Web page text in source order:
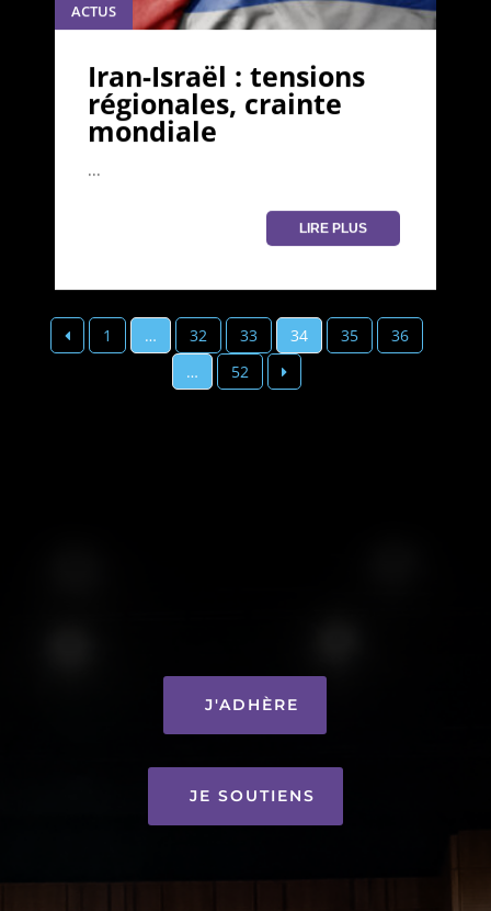
ACTUS
Iran-Israël : tensions
régionales, crainte
mondiale
...
LIRE PLUS
Pagination
des
publications
1 … 32 33 34 35
36
…
52
J'ADHÈRE
JE SOUTIENS